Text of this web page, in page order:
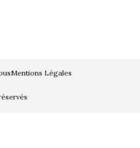
Mentions Légales